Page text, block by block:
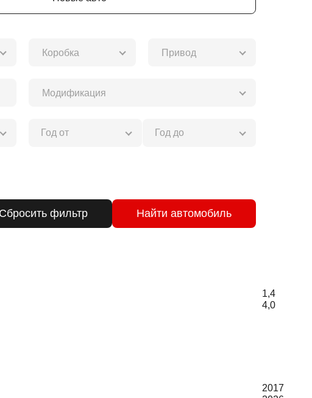
Коробка Привод
Модификация
Сбросить фильтр Найти автомобиль
1,4
4,0
2017